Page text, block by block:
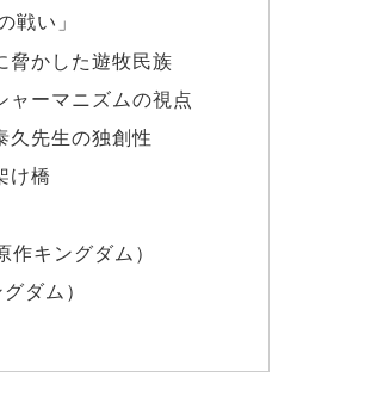
戦い」
脅かした遊牧民族
ャーマニズムの視点
久先生の独創性
け橋
キングダム）
ダム）